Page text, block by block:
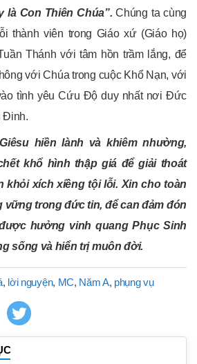
là Con Thiên Chúa”.Chúng ta cùng
thành viên trong Giáo xứ (Giáo họ)
Thánh với tâm hồn trầm lắng, để
với Chúa trong cuộc Khổ Nạn, với
tình yêu Cứu Độ duy nhất nơi Đức
Đinh.
hiền lành và khiêm nhường,
khổ hình thập giá để giải thoát
khỏi xích xiềng tội lỗi. Xin cho toàn
vững trong đức tin, để can đảm đón
hưởng vinh quang Phục Sinh
sống và hiển trị muôn đời.
, lời nguyện, MC, Năm A, phụng vụ